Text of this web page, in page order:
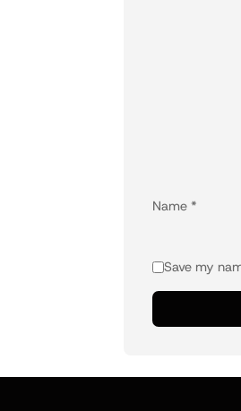
Name *
Save my